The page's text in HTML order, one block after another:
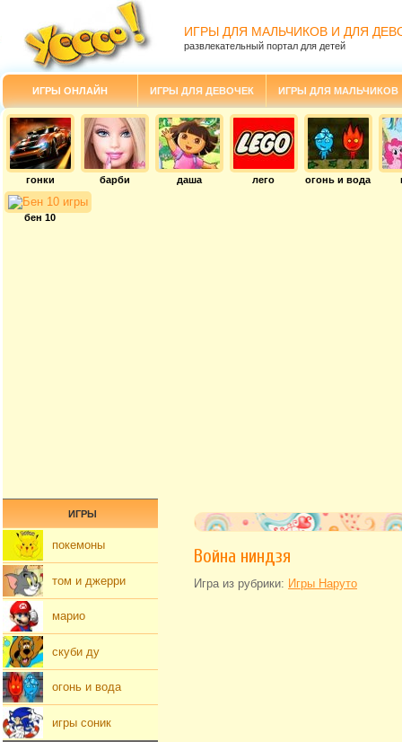
ИГРЫ ДЛЯ МАЛЬЧИКОВ И ДЛЯ
развлекательный портал для детей
ИГРЫ ОНЛАЙН ИГРЫ ДЛЯ ДЕВОЧЕК ИГРЫ ДЛЯ МАЛЬЧИКОВ
гонки барби даша лего огонь и вода
бен 10
Война ниндзя
Игра из рубрики: Игры Наруто
ИГРЫ
покемоны
том и джерри
марио
скуби ду
огонь и вода
игры соник